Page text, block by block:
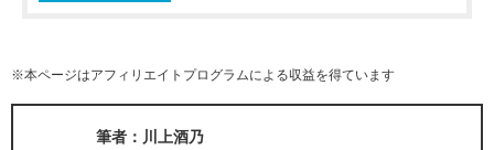
※本ページはアフィリエイトプログラムによる収益を得ています
筆者：川上酒乃